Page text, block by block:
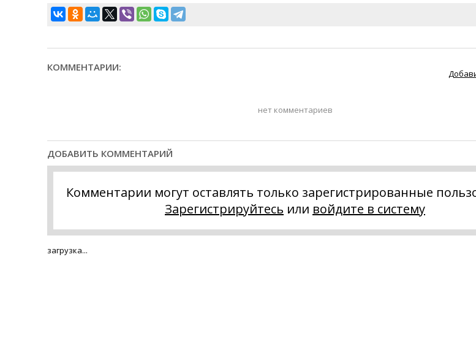
КОММЕНТАРИИ:
нет комментариев
ДОБАВИТЬ КОММЕНТАРИЙ
Комментарии могут оставлять только зарегистрированные
Зарегистрируйтесь или войдите в систему
загрузка...